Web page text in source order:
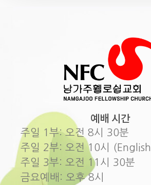
예배 시간
주일 1부: 오전 8시 30분
주일 2부: 오전 10시
주일 3부: 오전 11시 30분
금요예배: 오후 8시